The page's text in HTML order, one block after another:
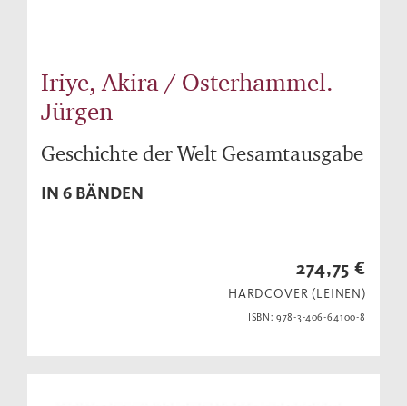
Iriye, Akira / Osterhammel.
Jürgen
Geschichte der Welt Gesamtausgabe
IN 6 BÄNDEN
274,75 €
HARDCOVER (LEINEN)
ISBN: 978-3-406-64100-8